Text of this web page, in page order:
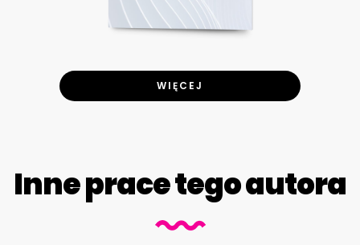
WIĘCEJ
Inne prace tego autora